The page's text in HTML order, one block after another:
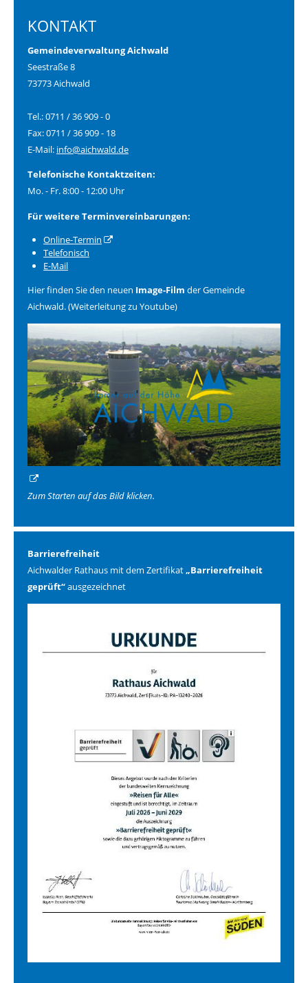
KONTAKT
Gemeindeverwaltung Aichwald
Seestraße 8
73773 Aichwald
Tel.: 0711 / 36 909 - 0
Fax: 0711 / 36 909 - 18
E-Mail: info@aichwald.de
Telefonische Kontaktzeiten:
Mo. - Fr. 8:00 - 12:00 Uhr
Für weitere Terminvereinbarungen:
Online-Termin
Telefonisch
E-Mail
Hier finden Sie den neuen Image-Film der Gemeinde
Aichwald. (Weiterleitung zu Youtube)
Zum Starten auf das Bild klicken.
Barrierefreiheit
Aichwalder Rathaus mit dem Zertifikat„Barrierefreiheit
geprüft“ausgezeichnet